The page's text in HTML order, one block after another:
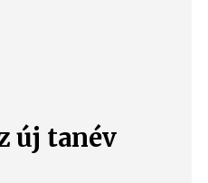
új tanév